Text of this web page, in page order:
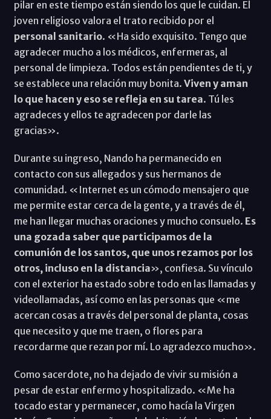
pilar en este tiempo están siendo los que le cuidan. El
joven religioso valora el trato recibido por el
personal sanitario. «Ha sido exquisito. Tengo que
agradecer mucho a los médicos, enfermeras, al
personal de limpieza. Todos están pendientes de ti, y
se establece una relación muy bonita. Viven y aman
lo que hacen y eso se refleja en su tarea. Tú les
agradeces y ellos te agradecen por darle las
gracias».
Durante su ingreso, Nando ha permanecido en
contacto con sus allegados y sus hermanos de
comunidad. «Internet es un cómodo mensajero que
me permite estar cerca de la gente, y a través de él,
me han llegar muchas oraciones y mucho consuelo. Es
una gozada saber que participamos de la
comunión de los santos, que unos rezamos por los
otros, incluso en la distancia», confiesa. Su vínculo
con el exterior ha estado sobre todo en las llamadas y
videollamadas, así como en las personas que «me
acercan cosas a través del personal de planta, cosas
que necesito y que me traen, o flores para
recordarme que rezan por mí. Lo agradezco mucho».
Como sacerdote, no ha dejado de vivir su misión a
pesar de estar enfermo y hospitalizado. «Me ha
tocado estar y permanecer, como hacía la Virgen